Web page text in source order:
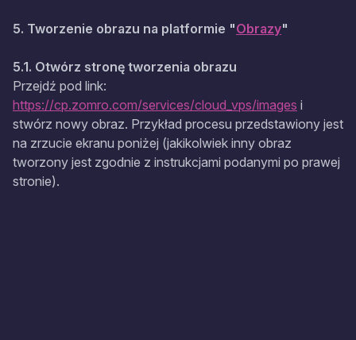
5. Tworzenie obrazu na platformie "Obrazy"
5.1. Otwórz stronę tworzenia obrazu
Przejdź pod link:
https://cp.zomro.com/services/cloud_vps/images i
stwórz nowy obraz. Przykład procesu przedstawiony jest
na zrzucie ekranu poniżej (jakikolwiek inny obraz
tworzony jest zgodnie z instrukcjami podanymi po prawej
stronie).